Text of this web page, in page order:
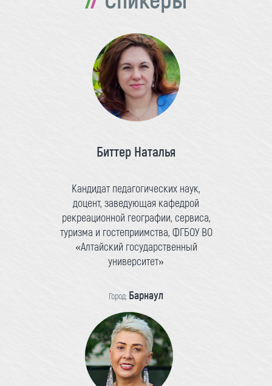
Биттер Наталья
Кандидат педагогических наук,
доцент, заведующая кафедрой
рекреационной географии, сервиса,
туризма и гостеприимства, ФГБОУ ВО
«Алтайский государственный
университет»
Город: Барнаул